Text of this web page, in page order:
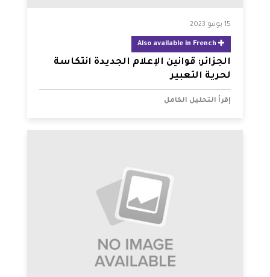
15 يونيو 2023
الجزائر: قوانين الإعلام الجديدة انتكاسة
لحرية التعبير
إقرأ التحليل الكامل